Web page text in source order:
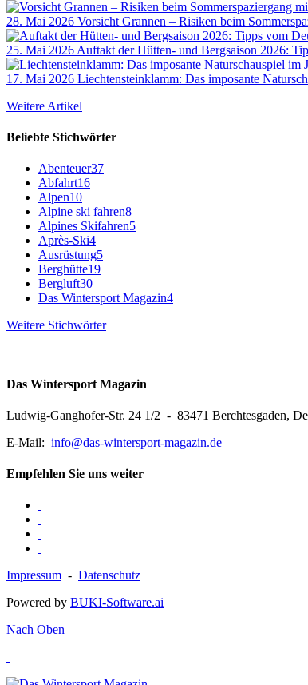
28. Mai 2026 Vorsicht Grannen – Risiken beim
25. Mai 2026 Auftakt der Hütten- und Bergsaison 2026:
17. Mai 2026 Liechtensteinklamm: Das imposante
Weitere Artikel
Beliebte Stichwörter
Abenteuer37
Abfahrt16
Alpen10
Alpine ski fahren8
Alpines Skifahren5
Après-Ski4
Ausrüstung5
Berghütte19
Bergluft30
Das Wintersport Magazin4
Weitere Stichwörter
Das Wintersport Magazin
Ludwig-Ganghofer-Str. 24 1/2 - 83471 Berchtesgaden,
E-Mail: info@das-wintersport-magazin.de
Empfehlen Sie uns weiter
Impressum - Datenschutz
Powered by BUKI-Software.ai
Nach Oben